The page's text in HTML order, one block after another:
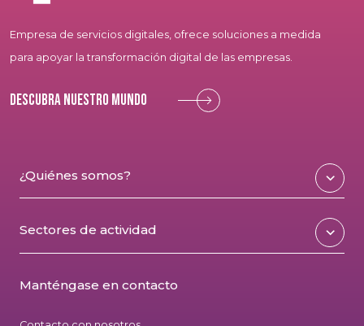
Empresa de servicios digitales, ofrece soluciones a medida
para apoyar la transformación digital de las empresas.
Descubra nuestro mundo
¿Quiénes somos?
Sectores de actividad
Manténgase en contacto